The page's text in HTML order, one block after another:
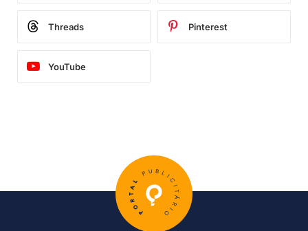
Threads Pinterest
YouTube